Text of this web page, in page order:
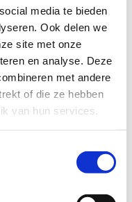
media te bieden
Ook delen we
site met onze
en analyse. Deze
met andere
of die ze hebben
van hun services.